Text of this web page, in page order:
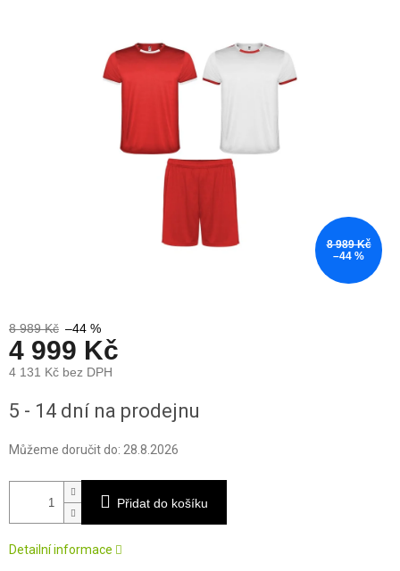
8 989 Kč
–44 %
8 989 Kč –44 %
4 999 Kč
4 131 Kč bez DPH
cena:
5 - 14 dní na prodejnu
Můžeme doručit do: 28.8.2026
Přidat do košíku
Detailní informace